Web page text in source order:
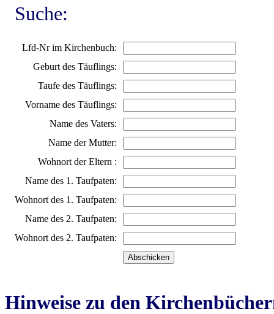
Suche:
Lfd-Nr im Kirchenbuch:
Geburt des Täuflings:
Taufe des Täuflings:
Vorname des Täuflings:
Name des Vaters:
Name der Mutter:
Wohnort der Eltern :
Name des 1. Taufpaten:
Wohnort des 1. Taufpaten:
Name des 2. Taufpaten:
Wohnort des 2. Taufpaten:
Hinweise zu den